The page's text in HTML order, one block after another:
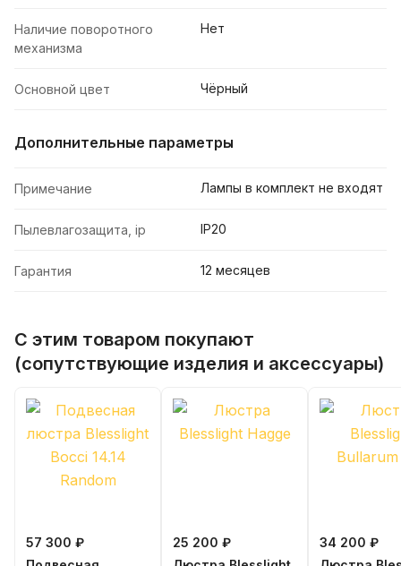
Наличие поворотного
механизма
Нет
Основной цвет Чёрный
Дополнительные параметры
Примечание Лампы в комплект не входят
Пылевлагозащита, ip IP20
Гарантия 12 месяцев
С этим товаром покупают
(сопутствующие изделия и аксессуары)
57 300 ₽
25 200 ₽
34 200 ₽